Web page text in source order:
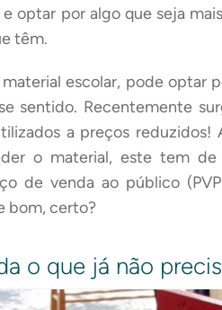
optar por algo que seja
têm.
escolar, pode optar
sentido. Recentemente
a preços reduzidos!
o material, este tem
de venda ao público
bom, certo?
o que já não